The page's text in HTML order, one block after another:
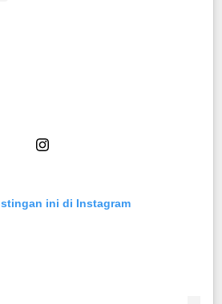
ini di Instagram